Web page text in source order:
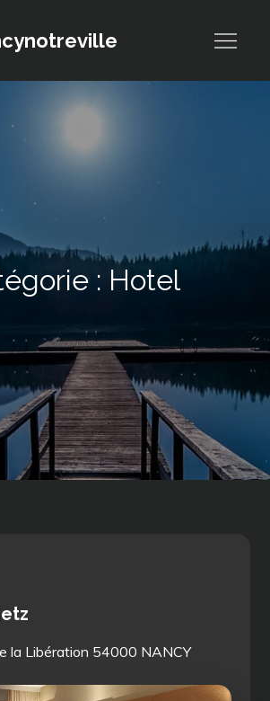
: Hotel
la Libération 54000 NANCY